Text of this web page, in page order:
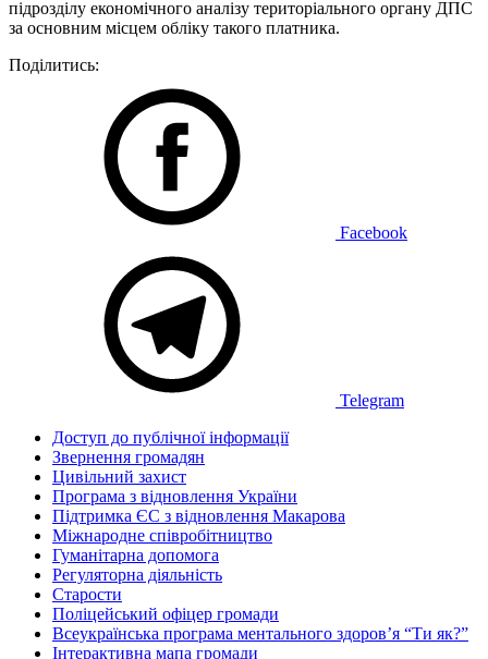
підрозділу економічного аналізу територіального органу ДПС
за основним місцем обліку такого платника.
Поділитись:
Facebook
Telegram
Доступ до публічної інформації
Звернення громадян
Цивільний захист
Програма з відновлення України
Підтримка ЄС з відновлення Макарова
Міжнародне співробітництво
Гуманітарна допомога
Регуляторна діяльність
Старости
Поліцейський офіцер громади
Всеукраїнська програма ментального здоров’я “Ти як?”
Інтерактивна мапа громади